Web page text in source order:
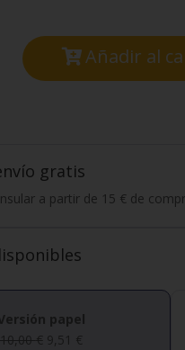
Añadir al
gratis
a partir de 15 € de
papel
10,00€ 9,51 €